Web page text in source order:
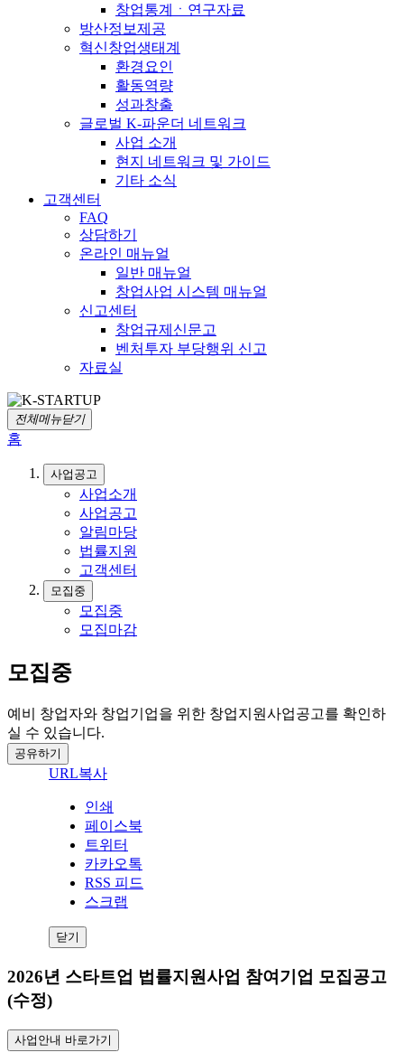
창업통계ㆍ연구자료
방산정보제공
혁신창업생태계
환경요인
활동역량
성과창출
글로벌 K-파운더 네트워크
사업 소개
현지 네트워크 및 가이드
기타 소식
고객센터
FAQ
상담하기
온라인 매뉴얼
일반 매뉴얼
창업사업 시스템 매뉴얼
신고센터
창업규제신문고
벤처투자 부당행위 신고
자료실
전체메뉴닫기
홈
사업공고
사업소개
사업공고
알림마당
법률지원
고객센터
모집중
모집중
모집마감
모집중
예비 창업자와 창업기업을 위한 창업지원사업공고를 확인하
실 수 있습니다.
공유하기
URL복사
인쇄
페이스북
트위터
카카오톡
RSS 피드
스크랩
닫기
2026년 스타트업 법률지원사업 참여기업 모집공고
(수정)
사업안내 바로가기